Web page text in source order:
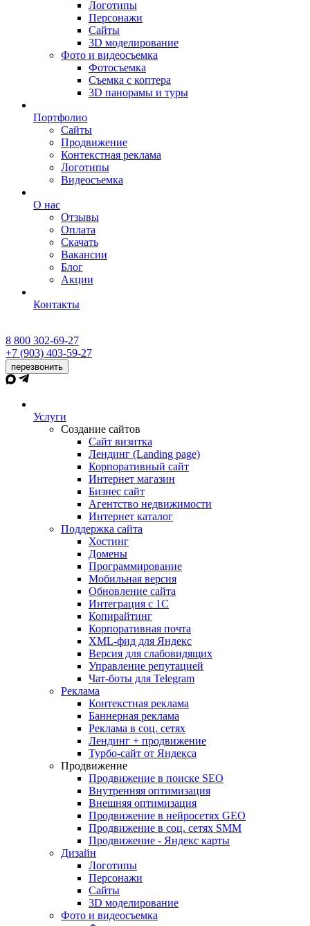
Логотипы
Персонажи
Сайты
3D моделирование
Фото и видеосъемка
Фотосъемка
Съемка с коптера
3D панорамы и туры
Портфолио
Сайты
Продвижение
Контекстная реклама
Логотипы
Видеосъемка
О нас
Отзывы
Оплата
Скачать
Вакансии
Блог
Акции
Контакты
8 800 302-69-27
+7 (903) 403-59-27
перезвонить
Услуги
Создание сайтов
Сайт визитка
Лендинг (Landing page)
Корпоративный сайт
Интернет магазин
Бизнес сайт
Агентство недвижимости
Интернет каталог
Поддержка сайта
Хостинг
Домены
Программирование
Мобильная версия
Обновление сайта
Интеграция с 1С
Копирайтинг
Корпоративная почта
XML-фид для Яндекс
Версия для слабовидящих
Управление репутацией
Чат-боты для Telegram
Реклама
Контекстная реклама
Баннерная реклама
Реклама в соц. сетях
Лендинг + продвижение
Турбо-сайт от Яндекса
Продвижение
Продвижение в поиске SEO
Внутренняя оптимизация
Внешняя оптимизация
Продвижение в нейросетях GEO
Продвижение в соц. сетях SMM
Продвижение - Яндекс карты
Дизайн
Логотипы
Персонажи
Сайты
3D моделирование
Фото и видеосъемка